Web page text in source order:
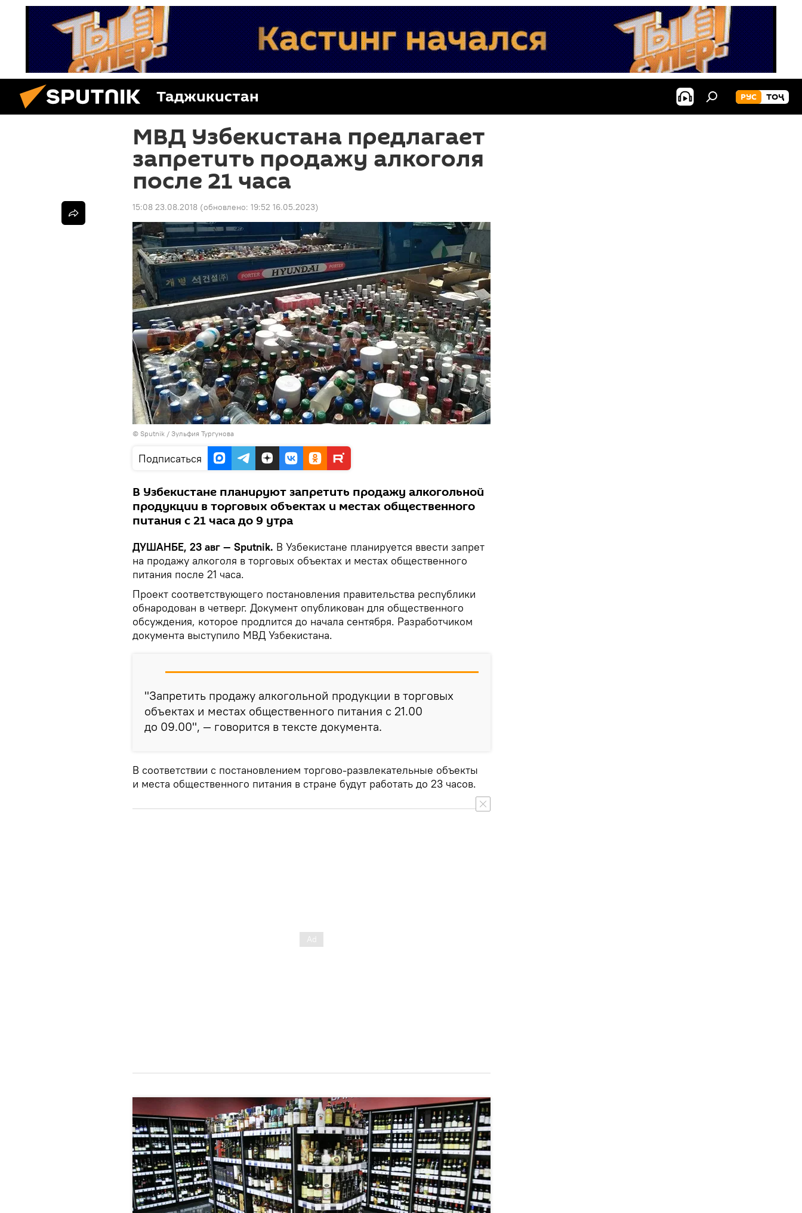
Таджикистан РУС ТОҶ
МВД Узбекистана предлагает
запретить продажу алкоголя
после 21 часа
15:08 23.08.2018 (обновлено: 19:52 16.05.2023)
© Sputnik / Зульфия Тургунова
Подписаться
В Узбекистане планируют запретить продажу алкогольной
продукции в торговых объектах и местах общественного
питания с 21 часа до 9 утра
ДУШАНБЕ, 23 авг — Sputnik. В Узбекистане планируется ввести запрет
на продажу алкоголя в торговых объектах и местах общественного
питания после 21 часа.
Проект соответствующего постановления правительства республики
обнародован в четверг. Документ опубликован для общественного
обсуждения, которое продлится до начала сентября. Разработчиком
документа выступило МВД Узбекистана.
"Запретить продажу алкогольной продукции в торговых
объектах и местах общественного питания с 21.00
до 09.00", — говорится в тексте документа.
В соответствии с постановлением торгово-развлекательные объекты
и места общественного питания в стране будут работать до 23 часов.